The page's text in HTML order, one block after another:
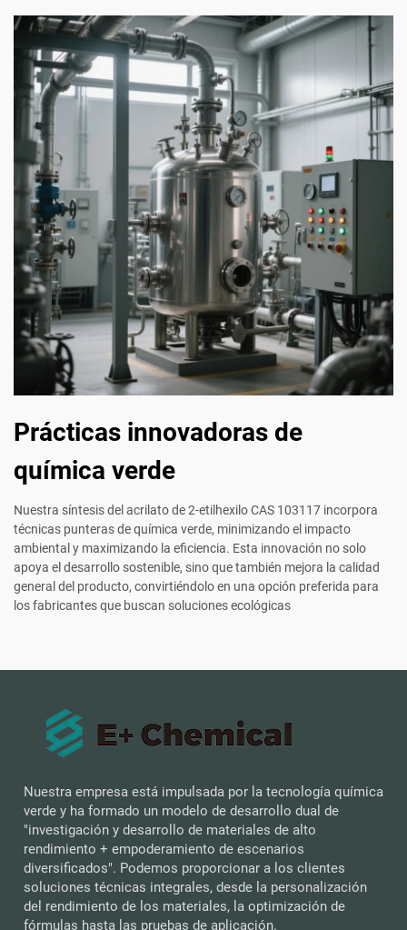
Prácticas innovadoras de
química verde
Nuestra síntesis del acrilato de 2-etilhexilo CAS 103117 incorpora
técnicas punteras de química verde, minimizando el impacto
ambiental y maximizando la eficiencia. Esta innovación no solo
apoya el desarrollo sostenible, sino que también mejora la calidad
general del producto, convirtiéndolo en una opción preferida para
los fabricantes que buscan soluciones ecológicas
Nuestra empresa está impulsada por la tecnología química
verde y ha formado un modelo de desarrollo dual de
"investigación y desarrollo de materiales de alto
rendimiento + empoderamiento de escenarios
diversificados". Podemos proporcionar a los clientes
soluciones técnicas integrales, desde la personalización
del rendimiento de los materiales, la optimización de
fórmulas hasta las pruebas de aplicación.